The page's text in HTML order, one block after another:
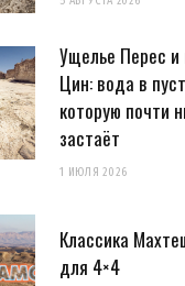
Ущелье Перес и
Цин: вода в
которую почти
застаёт
1 ИЮЛЯ 2026
Классика
для 4×4